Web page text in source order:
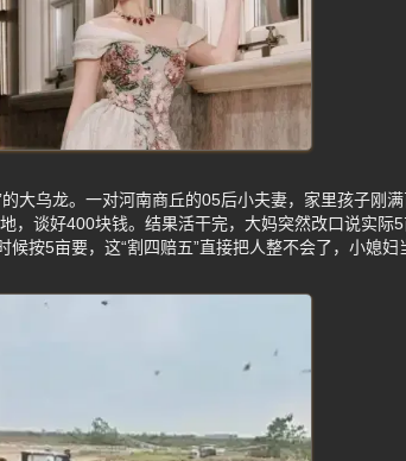
大乌龙。一对河南商丘的05后小夫妻，家里孩子刚
，谈好400块钱。结果活干完，大妈突然改口说实际
按5亩要，这“割四赔五”直接把人整不会了，小媳妇